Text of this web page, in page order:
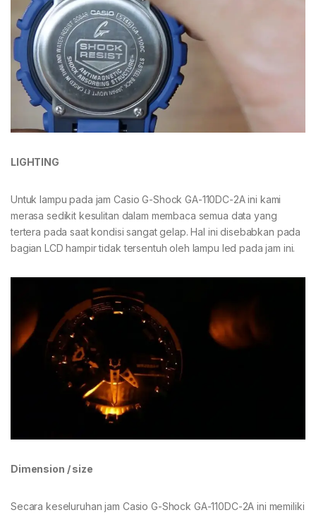
LIGHTING
Untuk lampu pada jam Casio G-Shock GA-110DC-2A ini kami
merasa sedikit kesulitan dalam membaca semua data yang
tertera pada saat kondisi sangat gelap. Hal ini disebabkan pada
bagian LCD hampir tidak tersentuh oleh lampu led pada jam ini.
Dimension / size
Secara keseluruhan jam Casio G-Shock GA-110DC-2A ini memiliki